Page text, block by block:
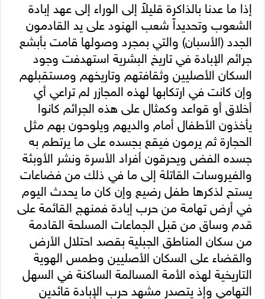
إذا ما عدنا بالذاكرة قليلاً إلى الوراء إلى عهد إبادة
الشعوب وتحديداً شعب الهنود على يد القادمون
الجدد (الأسبان) والتي بمجرد وصولها قامت بأبشع
جرائم الإبادة في تاريخ البشرية استهدفت وجود
السكان الأصليين وثقافتهم وتاريخهم ومستقبلهم
وإن كانت في ارتكابها لهذه المجازر لم تراعي أي
أخلاق أو قواعد وكمثال على هذه الجرائم كانوا
يأخذون الأطفال أمام والديهم ويلوحون بهم مثل
الحجارة ثم يرمون فيقع بجسده على ما يرتطم به
جسده الفض ويحرقون أفراد الأسرة ونشر الأوبئة
والفيروسات القاتلة إلى ما في ذلك من فضاعات
يستح لذكرها طفل رضيع وإن كان ما يحدث اليوم
في أرض تهامة من حرب إبادة فمنهج القائمة على
قدم وساق من قبل الجماعات المسلحة القادمة
من سكان المناطق الجبلية بقصد احتلال الأرض
والقضاء على السكان الأصليين وطمس الهوية
التاريخية لهذه الأمة المسالمة الساكنة في السهل
التهامي وإذ يتصدر مشهد حرب الإبادة قائدين